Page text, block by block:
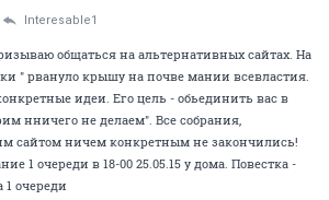
Interesable1
общаться на альтернативных сайтах. На
" рвануло крышу на почве мании всевластия.
идеи. Его цель - обьединить вас в
нничего не делаем". Все собрания,
сайтом ничем конкретным не закончились!
1 очереди в 18-00 25.05.15 у дома. Повестка -
1 очереди